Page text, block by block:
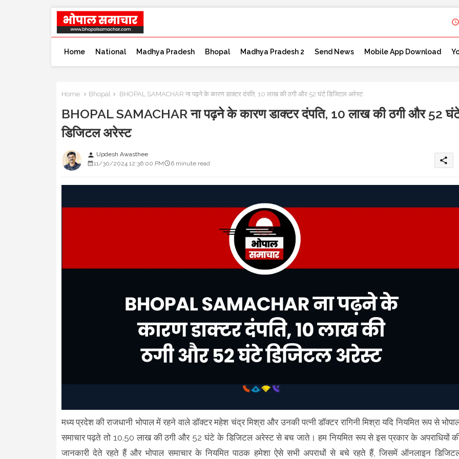
Home National Madhya Pradesh Bhopal Madhya Pradesh 2 Send News Mobile App Download
Home Bhopal BHOPAL SAMACHAR ना पढ़ने के कारण डाक्टर दंपति, 10 लाख की ठगी और 52 घंटे डिजिटल अरेस्ट
BHOPAL SAMACHAR ना पढ़ने के कारण डाक्टर दंपति, 10 लाख की ठगी और 52
डिजिटल अरेस्ट
person Updesh Awasthee
11/30/2024 12:36:00 PM
6 minute read share
मध्य प्रदेश की राजधानी भोपाल में रहने वाले डॉक्टर महेश चंद्र मिश्रा और उनकी पत्नी डॉक्टर रागिनी मिश्रा यदि नियमित रूप से
समाचार पढ़ते तो 10.50 लाख की ठगी और 52 घंटे के डिजिटल अरेस्ट से बच जाते। हम नियमित रूप से इस प्रकार के अपराधियों
जानकारी देते रहते हैं और भोपाल समाचार के नियमित पाठक हमेशा ऐसे सभी अपराधों से बचे रहते हैं, जिसमें ऑनलाइन